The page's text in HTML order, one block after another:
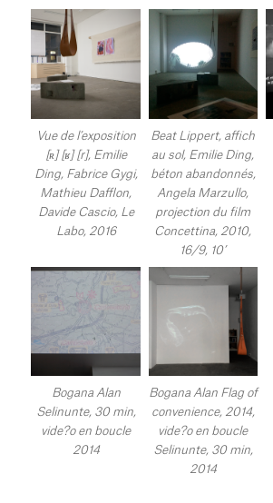
Vue de l’exposition
[ʀ] [ʁ] [r], Emilie
Ding, Fabrice Gygi,
Mathieu Dafflon,
Davide Cascio, Le
Labo, 2016
Beat Lippert, affich
au sol, Emilie Ding,
béton abandonnés,
Angela Marzullo,
projection du film
Concettina, 2010,
16/9, 10’
Bogana Alan
Selinunte, 30 min,
vide?o en boucle
2014
Bogana Alan Flag of
convenience, 2014,
vide?o en boucle
Selinunte, 30 min,
2014